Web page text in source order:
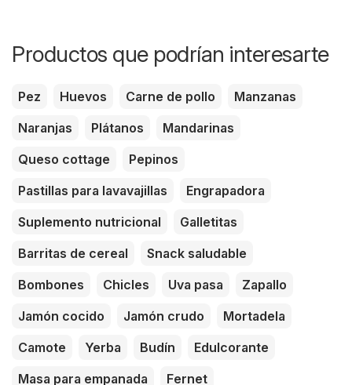
Productos que podrían interesarte
Pez Huevos Carne de pollo
Manzanas
Naranjas
Plátanos
Mandarinas
Queso cottage
Pepinos
Pastillas para lavavajillas
Engrapadora
Suplemento nutricional
Galletitas
Barritas de cereal
Snack saludable
Bombones
Chicles Uva pasa
Zapallo
Jamón cocido
Jamón crudo
Mortadela
Camote
Yerba Budín
Edulcorante
Masa para empanada
Fernet